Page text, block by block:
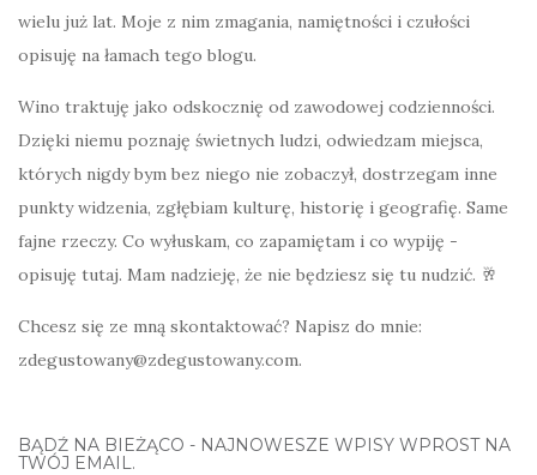
wielu już lat. Moje z nim zmagania, namiętności i czułości
opisuję na łamach tego blogu.
Wino traktuję jako odskocznię od zawodowej codzienności.
Dzięki niemu poznaję świetnych ludzi, odwiedzam miejsca,
których nigdy bym bez niego nie zobaczył, dostrzegam inne
punkty widzenia, zgłębiam kulturę, historię i geografię. Same
fajne rzeczy. Co wyłuskam, co zapamiętam i co wypiję -
opisuję tutaj. Mam nadzieję, że nie będziesz się tu nudzić. 🥂
Chcesz się ze mną skontaktować? Napisz do mnie:
zdegustowany@zdegustowany.com.
BĄDŹ NA BIEŻĄCO - NAJNOWESZE WPISY WPROST NA
TWÓJ EMAIL.